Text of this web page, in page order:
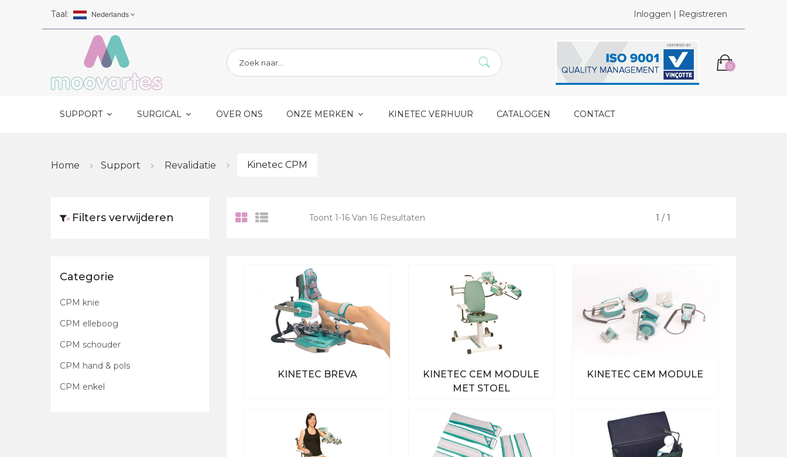
Taal: Nederlands Inloggen | Registreren
0
SUPPORT SURGICAL OVER ONS ONZE MERKEN KINETEC VERHUUR CATALOGEN CONTACT
Home Support Revalidatie Kinetec CPM
× Filters verwijderen
Categorie
CPM knie
CPM elleboog
CPM schouder
CPM hand & pols
CPM enkel
Toont 1-16 Van 16 Resultaten 1 / 1
KINETEC BREVA
Bekijk alle producten
KINETEC CEM MODULE
MET STOEL
Bekijk alle producten
KINETEC CEM MODULE
Bekijk alle producten